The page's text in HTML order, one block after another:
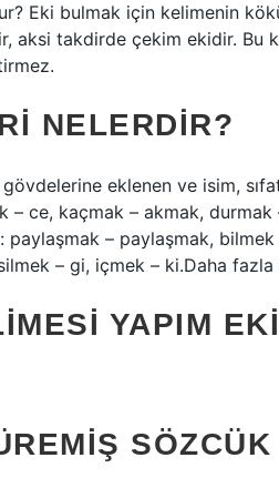
Eki bulmak için kelimenin
aksi takdirde çekim ekidir. Bu
NELERDIR?
eklenen ve isim,
– ce, kaçmak – akmak,
paylaşmak – paylaşmak,
– gi, içmek – ki.Daha
YAPIM
SÖZCÜK